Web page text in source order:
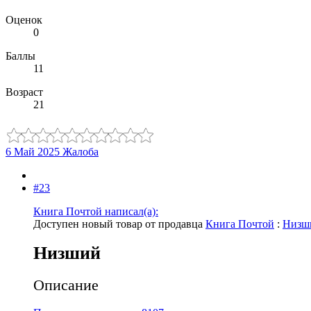
Оценок
0
Баллы
11
Возраст
21
6 Май 2025 Жалоба
#23
Книга Почтой написал(а):
Доступен новый товар от продавца Книга Почтой :
Низший
Описание